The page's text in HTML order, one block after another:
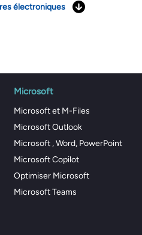
électroniques
Microsoft
Microsoft et M-Files
Microsoft Outlook
Microsoft , Word, PowerPoint
Microsoft Copilot
Optimiser Microsoft
Microsoft Teams